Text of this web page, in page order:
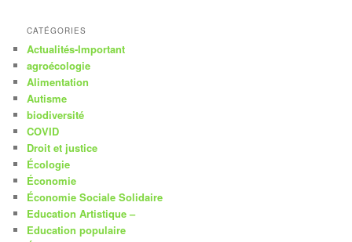
CATÉGORIES
Actualités-Important
agroécologie
Alimentation
Autisme
biodiversité
COVID
Droit et justice
Écologie
Économie
Économie Sociale Solidaire
Education Artistique –
Education populaire